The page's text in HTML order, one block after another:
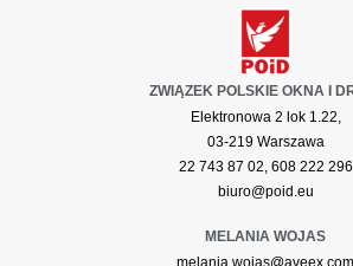
ZWIĄZEK POLSKIE OKNA I
Elektronowa 2 lok 1.22,
03-219 Warszawa
22 743 87 02, 608 222 296
biuro@poid.eu
MELANIA WOJAS
melania.wojas@aveex.com